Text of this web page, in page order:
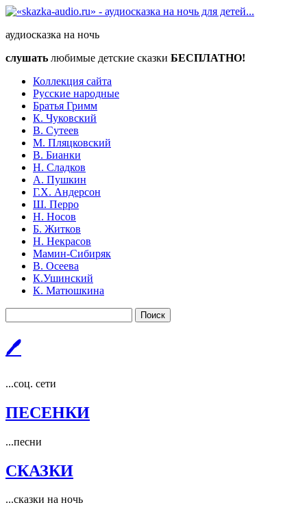
аудиосказка на ночь
слушать любимые детские сказки БЕСПЛАТНО!
Коллекция сайта
Русские народные
Братья Гримм
К. Чуковский
В. Сутеев
М. Пляцковский
В. Бианки
Н. Сладков
А. Пушкин
Г.Х. Андерсон
Ш. Перро
Н. Носов
Б. Житков
Н. Некрасов
Мамин-Сибиряк
В. Осеева
К.Ушинский
К. Матюшкина
Поиск
🖊
...соц. сети
ПЕСЕНКИ
...песни
СКАЗКИ
...сказки на ночь